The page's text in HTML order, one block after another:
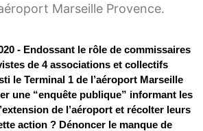
Marseille Provence.
- Endossant le rôle de commissaires
de 4 associations et collectifs
le Terminal 1 de l’aéroport Marseille
une “enquête publique” informant les
de l’aéroport et récolter leurs
action ? Dénoncer le manque de